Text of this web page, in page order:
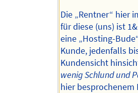
Die „Rentner“ hier
für diese (uns) ist
eine „Hosting-
Kunde, jedenfalls
Kundensicht
wenig Schlund und
hier besprochenem